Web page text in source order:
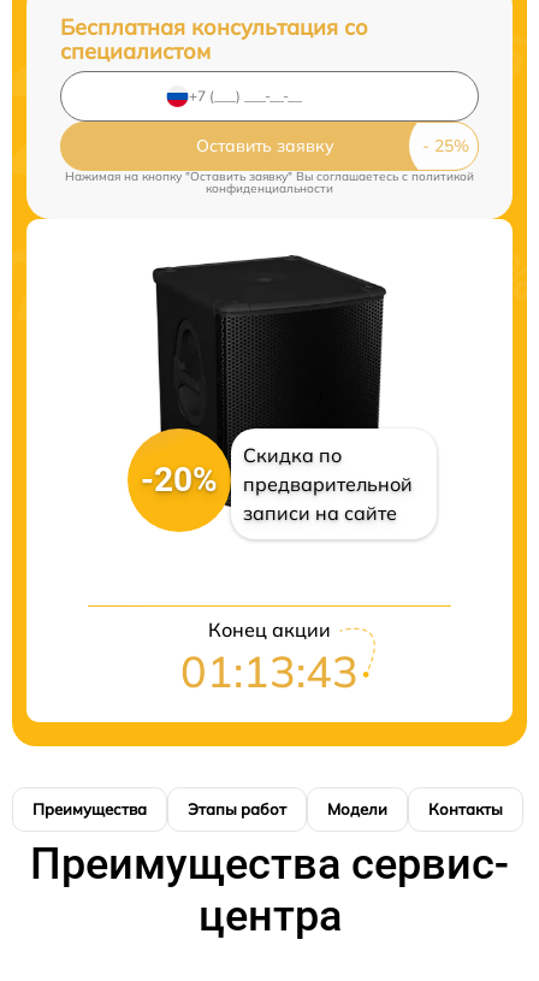
Бесплатная консультация со
специалистом
Оставить заявку
Нажимая на кнопку "Оставить заявку" Вы соглашаетесь cполитикой
конфиденциальности
-20%
Скидка по
предварительной
записи на сайте
Конец акции
01:13:43
Преимущества Этапы работ Модели Контакты
Преимущества сервис-
центра